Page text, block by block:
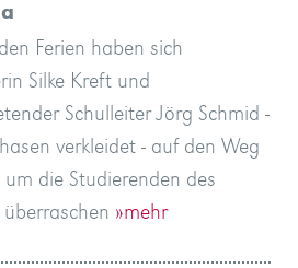
Ferien haben sich
Silke Kreft und
Schulleiter Jörg Schmid -
verkleidet - auf den Weg
die Studierenden des
überraschen »mehr